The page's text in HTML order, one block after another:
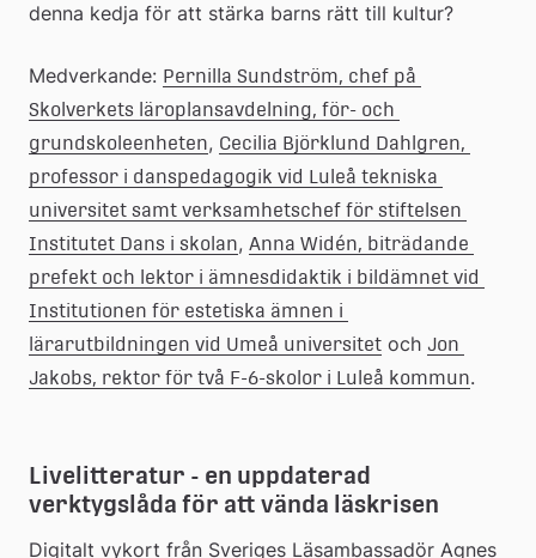
denna kedja för att stärka barns rätt till kultur?
Medverkande: Pernilla Sundström, chef på
Skolverkets läroplansavdelning, för- och
grundskoleenheten, Cecilia Björklund Dahlgren,
professor i danspedagogik vid Luleå tekniska
universitet samt verksamhetschef för stiftelsen
Institutet Dans i skolan, Anna Widén, biträdande
prefekt och lektor i ämnesdidaktik i bildämnet vid
Institutionen för estetiska ämnen i
lärarutbildningen vid Umeå universitet och Jon
Jakobs, rektor för två F-6-skolor i Luleå kommun.
Livelitteratur - en uppdaterad
verktygslåda för att vända läskrisen
Digitalt vykort från Sveriges Läsambassadör Agnes